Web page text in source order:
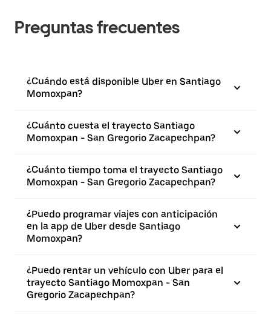
Preguntas frecuentes
¿Cuándo está disponible Uber en Santiago
Momoxpan?
¿Cuánto cuesta el trayecto Santiago
Momoxpan - San Gregorio Zacapechpan?
¿Cuánto tiempo toma el trayecto Santiago
Momoxpan - San Gregorio Zacapechpan?
¿Puedo programar viajes con anticipación
en la app de Uber desde Santiago
Momoxpan?
¿Puedo rentar un vehículo con Uber para el
trayecto Santiago Momoxpan - San
Gregorio Zacapechpan?